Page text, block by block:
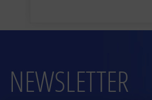
NEWSLETTER